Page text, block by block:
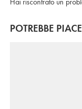
POTREBBE